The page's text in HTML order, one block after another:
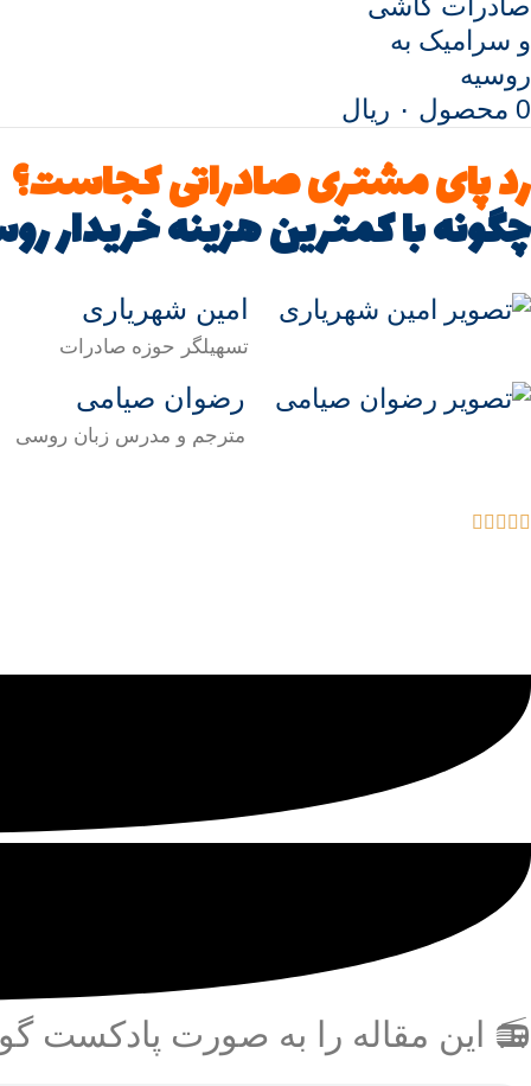
0 محصول ۰ ریال
رد پای مشتری صادراتی کجاست؟
چگونه با کمترین هزینه خریدار
امین شهریاری
تسهیلگر حوزه صادرات
رضوان صیامی
مترجم و مدرس زبان روسی
📻 این مقاله را به صورت پادکست